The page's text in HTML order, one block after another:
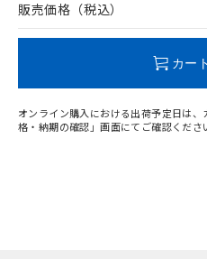
販売価格（税込）
カー
オンライン購入における出荷予定日は
格・納期の確認」画面にてご確認くださ